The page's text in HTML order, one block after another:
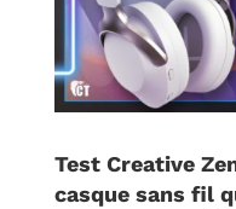
Test Creative
casque sans fil